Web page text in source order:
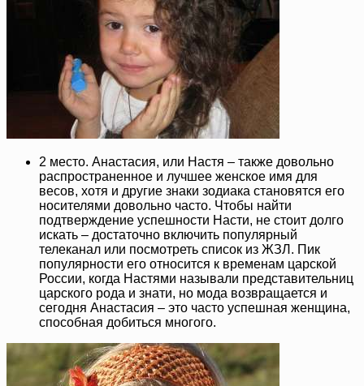
2 место. Анастасия, или Настя – также довольно
распространенное и лучшее женское имя для
весов, хотя и другие знаки зодиака становятся его
носителями довольно часто. Чтобы найти
подтверждение успешности Насти, не стоит долго
искать – достаточно включить популярный
телеканал или посмотреть список из ЖЗЛ. Пик
популярности его относится к временам царской
России, когда Настями называли представительниц
царского рода и знати, но мода возвращается и
сегодня Анастасия – это часто успешная женщина,
способная добиться многого.